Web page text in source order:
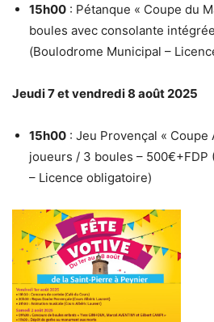
15h00 : Pétanque « Coupe du
boules avec consolante
(Boulodrome Municipal –
Jeudi 7 et vendredi 8 août 2025
15h00 : Jeu Provençal « Coupe
joueurs / 3 boules – 500€+FDP
– Licence obligatoire)